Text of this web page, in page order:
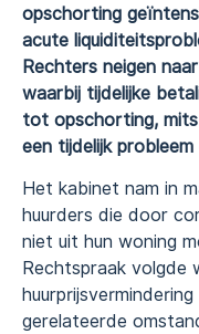
opschorting
acute
Rechters neigen
waarbij tijdelijke
tot opschorting,
een tijdelijk
Het kabinet nam in
huurders die door
niet uit hun woning
Rechtspraak volgde
gerelateerde